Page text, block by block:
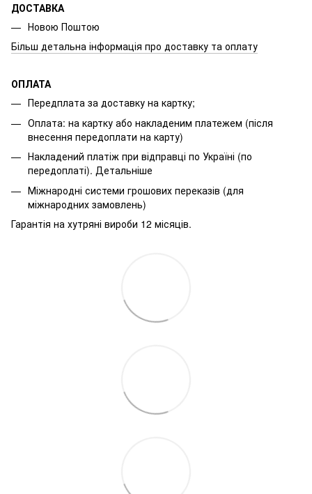
ДОСТАВКА
Новою Поштою
Більш детальна інформація про доставку та оплату
ОПЛАТА
Передплата за доставку на картку;
Оплата: на картку або накладеним платежем (після
внесення передоплати на карту)
Накладений платіж при відправці по Україні (по
передоплаті). Детальніше
Міжнародні системи грошових переказів (для
міжнародних замовлень)
Гарантія на хутряні вироби 12 місяців.